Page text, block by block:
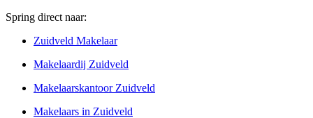
Spring direct naar:
Zuidveld Makelaar
Makelaardij Zuidveld
Makelaarskantoor Zuidveld
Makelaars in Zuidveld